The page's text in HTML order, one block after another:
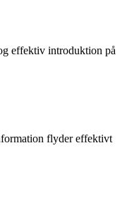
effektiv introduktion på
flyder effektivt